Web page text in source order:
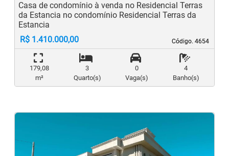
Código. 4654
Código. 4654
Casa de condomínio à venda no Residencial Terras
da Estancia no condomínio Residencial Terras da
Estancia
R$ 1.410.000,00
179,08
m²
3
Quarto(s)
0
Vaga(s)
4
Banho(s)